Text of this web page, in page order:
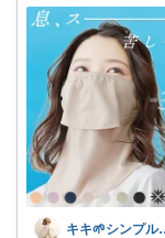
キキ🌱シン